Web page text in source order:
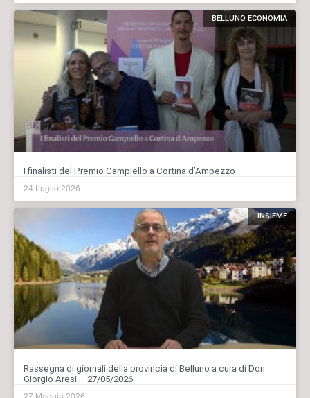
BELLUNO ECONOMIA
I finalisti del Premio Campiello a Cortina d’Ampezzo
24 Luglio 2026
INSIEME
Rassegna di giornali della provincia di Belluno a cura di Don
Giorgio Aresi – 27/05/2026